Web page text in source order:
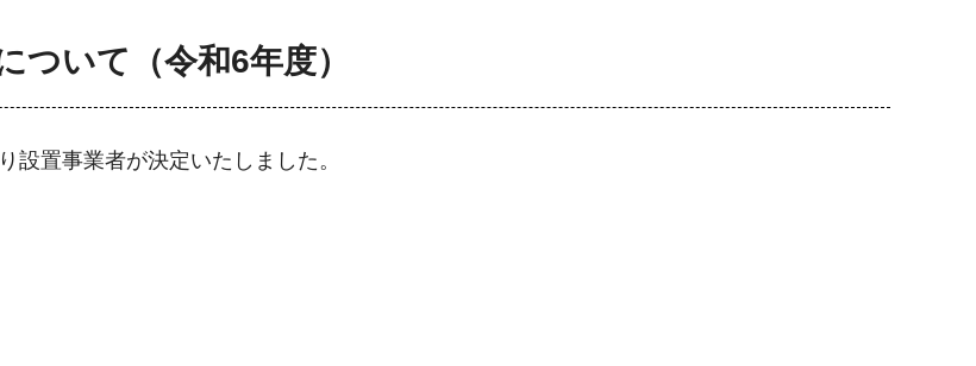
ついて（令和6年度）
設置事業者が決定いたしました。